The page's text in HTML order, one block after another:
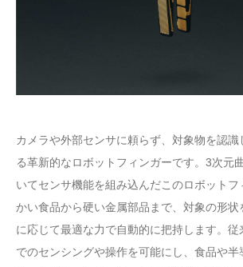
カメラや外部センサに頼らず、対象物を認識
る革新的なロボットフィンガーです。3次元
いてセンサ機能を組み込んだこのロボットフ
かい食品から硬い金属部品まで、対象の形
に応じて最適な力で自動的に把持します。
でのセンシングや操作を可能にし、食品や